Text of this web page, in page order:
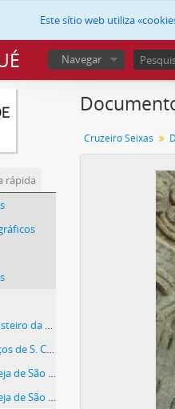
Este sítio web utiliza
Navegar
rápida
da Batalha
S. Cristóvão
de Ferreira
de Ferreira
Cruzeiro Seixas